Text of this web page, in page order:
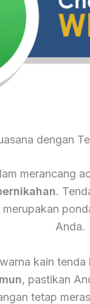
dengan
merancang
.
Anda.
kain
, pastikan
tetap